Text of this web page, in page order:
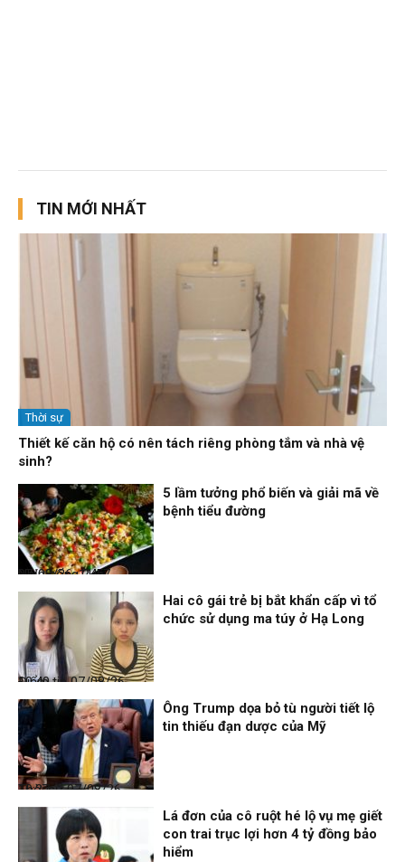
TIN MỚI NHẤT
Thời sự
Thiết kế căn hộ có nên tách riêng phòng tắm và nhà vệ
sinh?
Nhịp sống 24h
07/08/26, 11:57
5 lầm tưởng phổ biến và giải mã về
bệnh tiểu đường
Điểm tin
07/08/26, 10:40
Hai cô gái trẻ bị bắt khẩn cấp vì tổ
chức sử dụng ma túy ở Hạ Long
Thời sự
07/08/26, 10:27
Ông Trump dọa bỏ tù người tiết lộ
tin thiếu đạn dược của Mỹ
Lá đơn của cô ruột hé lộ vụ mẹ giết
con trai trục lợi hơn 4 tỷ đồng bảo
hiểm